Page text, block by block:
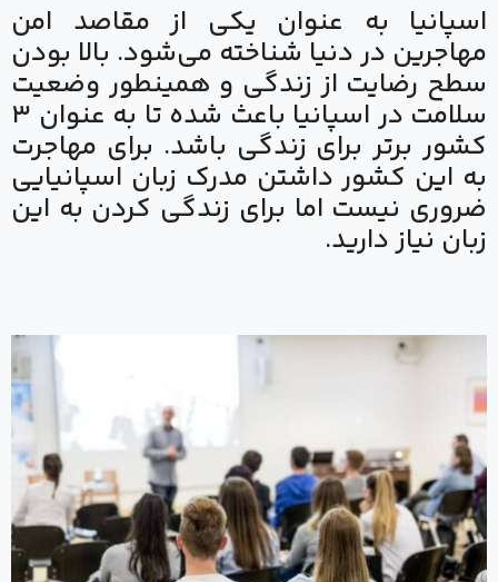
اسپانیا به عنوان یکی از مقاصد امن
مهاجرین در دنیا شناخته می‌شود. بالا بودن
سطح رضایت از زندگی و همینطور وضعیت
سلامت در اسپانیا باعث شده تا به عنوان ۳
کشور برتر برای زندگی باشد. برای مهاجرت
به این کشور داشتن مدرک زبان اسپانیایی
ضروری نیست اما برای زندگی کردن به این
زبان نیاز دارید.